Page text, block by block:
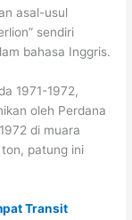
asal-usul
sendiri
bahasa Inggris.
1971-1972,
oleh Perdana
di muara
patung ini
Transit